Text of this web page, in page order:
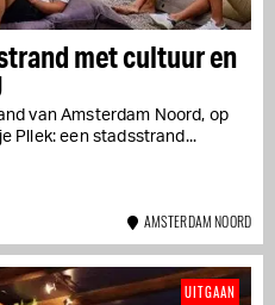
AMSTERDAM NOORD